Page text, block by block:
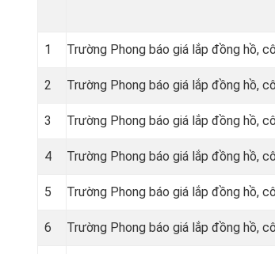
1 Trường Phong báo giá lắp đồng hồ,
2 Trường Phong báo giá lắp đồng hồ,
3 Trường Phong báo giá lắp đồng hồ,
4 Trường Phong báo giá lắp đồng hồ,
5 Trường Phong báo giá lắp đồng hồ,
6 Trường Phong báo giá lắp đồng hồ,